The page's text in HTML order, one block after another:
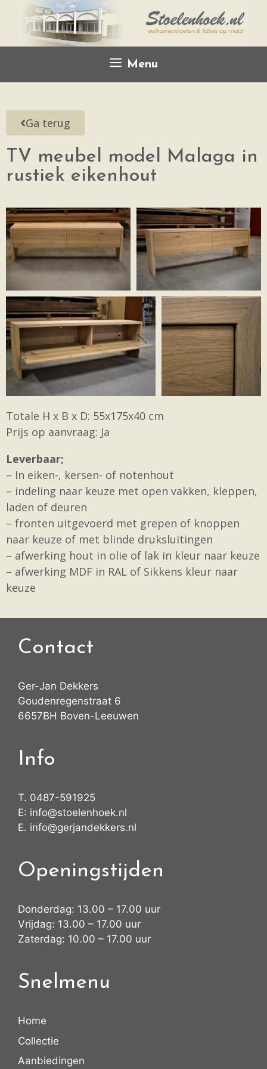
Menu
Ga terug
TV meubel model Malaga in
rustiek eikenhout
Totale H x B x D: 55x175x40 cm
Prijs op aanvraag: Ja
Leverbaar;
– In eiken-, kersen- of notenhout
– indeling naar keuze met open vakken, kleppen,
laden of deuren
– fronten uitgevoerd met grepen of knoppen
naar keuze of met blinde druksluitingen
– afwerking hout in olie of lak in kleur naar keuze
– afwerking MDF in RAL of Sikkens kleur naar
keuze
Contact
Ger-Jan Dekkers
Goudenregenstraat 6
6657BH Boven-Leeuwen
Info
T. 0487-591925
E: info@stoelenhoek.nl
E. info@gerjandekkers.nl
Openingstijden
Donderdag: 13.00 – 17.00 uur
Vrijdag: 13.00 – 17.00 uur
Zaterdag: 10.00 – 17.00 uur
Snelmenu
Home
Collectie
Aanbiedingen